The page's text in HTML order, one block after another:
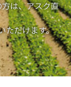
は、アスク直
ただけます。